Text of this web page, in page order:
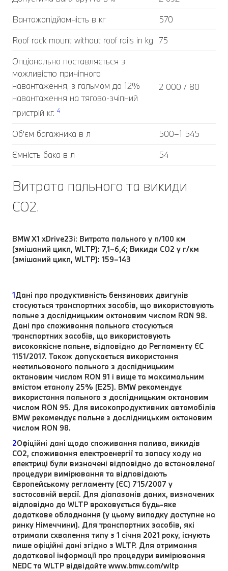
Вантажопідйомність в кг
570
Roof rack mount without roof rails in kg 75
Опціонально поставляється з
можливістю причіпного
навантаження, з гальмом до 12%
навантаження на тягово-зчіпний
пристрій кг. 4
2 000 / 80
Об'єм багажника в л
500–1 545
Ємність бака в л
54
Витрата пального та викиди
CO2.
BMW X1 xDrive23i: Витрата пального у л/100 км
(змішаний цикл, WLTP): 7,1–6,4; Викиди CO2 у г/км
(змішаний цикл, WLTP): 159–143
1Дані про продуктивність бензинових двигунів
стосуються транспортних засобів, що використовують
пальне з дослідницьким октановим числом RON 98.
Дані про споживання пального стосуються
транспортних засобів, що використовують
високоякісне пальне, відповідно до Регламенту ЄС
1151/2017. Також допускається використання
неетильованого пального з дослідницьким
октановим числом RON 91 і вище та максимальним
вмістом етанолу 25% (E25). BMW рекомендує
використання пального з дослідницьким октановим
числом RON 95. Для високопродуктивних автомобілів
BMW рекомендує пальне з дослідницьким октановим
числом RON 98.
2Офіційні дані щодо споживання палива, викидів
CO2, споживання електроенергії та запасу ходу на
електриці були визначені відповідно до встановленої
процедури вимірювання та відповідають
Європейському регламенту (ЄС) 715/2007 у
застосовній версії. Для діапазонів даних, визначених
відповідно до WLTP враховується будь-яке
додаткове обладнання (у цьому випадку доступне на
ринку Німеччини). Для транспортних засобів, які
отримали схвалення типу з 1 січня 2021 року, існують
лише офіційні дані згідно з WLTP. Для отримання
додаткової інформації про процедури вимірювання
NEDC та WLTP відвідайте www.bmw.com/wltp